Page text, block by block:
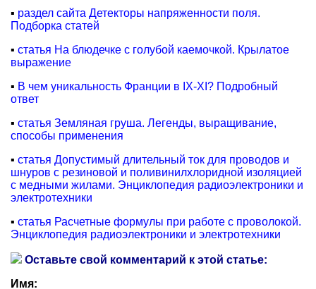
▪ раздел сайта Детекторы напряженности поля.
Подборка статей
▪ статья На блюдечке с голубой каемочкой. Крылатое
выражение
▪ В чем уникальность Франции в IХ-ХI? Подробный
ответ
▪ статья Земляная груша. Легенды, выращивание,
способы применения
▪ статья Допустимый длительный ток для проводов и
шнуров с резиновой и поливинилхлоридной изоляцией
с медными жилами. Энциклопедия радиоэлектроники и
электротехники
▪ статья Расчетные формулы при работе с проволокой.
Энциклопедия радиоэлектроники и электротехники
Оставьте свой комментарий к этой статье:
Имя: